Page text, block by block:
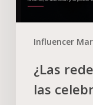
Influencer
¿Las
las